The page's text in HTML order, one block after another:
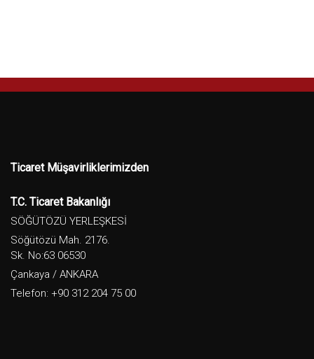
Ticaret Müşavirliklerimizden
T.C. Ticaret Bakanlığı
SÖĞÜTÖZÜ YERLEŞKESİ
Söğütözü Mah. 2176.
Sk. No:63 06530
Çankaya / ANKARA
Telefon: +90 312 204 75 00